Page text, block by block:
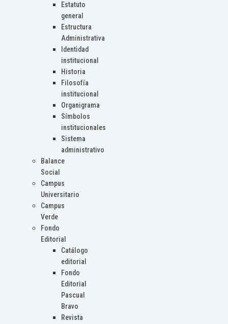
Estatuto
general
Estructura
Administrativa
Identidad
institucional
Historia
Filosofía
institucional
Organigrama
Símbolos
institucionales
Sistema
administrativo
Balance
Social
Campus
Universitario
Campus
Verde
Fondo
Editorial
Catálogo
editorial
Fondo
Editorial
Pascual
Bravo
Revista